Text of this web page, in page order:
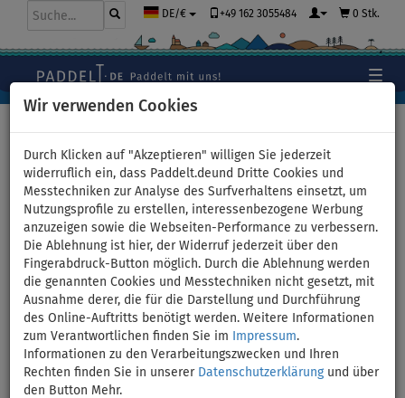
Wir verwenden Cookies
Durch Klicken auf "Akzeptieren" willigen Sie jederzeit
widerruflich ein, dass Paddelt.deund Dritte Cookies und
Messtechniken zur Analyse des Surfverhaltens einsetzt, um
Nutzungsprofile zu erstellen, interessenbezogene Werbung
anzuzeigen sowie die Webseiten-Performance zu verbessern.
Die Ablehnung ist hier, der Widerruf jederzeit über den
Fingerabdruck-Button möglich. Durch die Ablehnung werden
die genannten Cookies und Messtechniken nicht gesetzt, mit
Ausnahme derer, die für die Darstellung und Durchführung
des Online-Auftritts benötigt werden. Weitere Informationen
zum Verantwortlichen finden Sie im
Impressum.
Informationen zu den Verarbeitungszwecken und Ihren
Rechten finden Sie in unserer Datenschutzerklärungund über
den Button Mehr.
DE/€ +49 162 3055484 0 Stk.
SUP AQUA MARINA MAGMA
11'2" - aufblasbares Stand Up
Paddle Board - Variante:
Super-Set
BIS
-1 % 150 kg
KAJAK SITZ
OPTION
VERSAND